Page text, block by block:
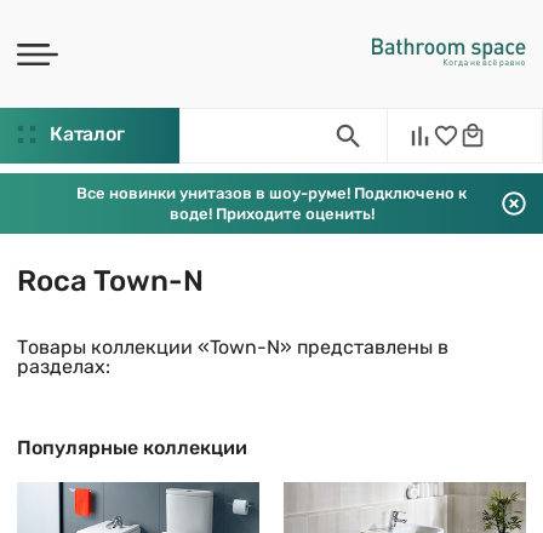
Каталог
Все новинки унитазов в шоу-руме! Подключено к
воде! Приходите оценить!
Roca Town-N
Товары коллекции «Town-N» представлены в
разделах:
Популярные коллекции